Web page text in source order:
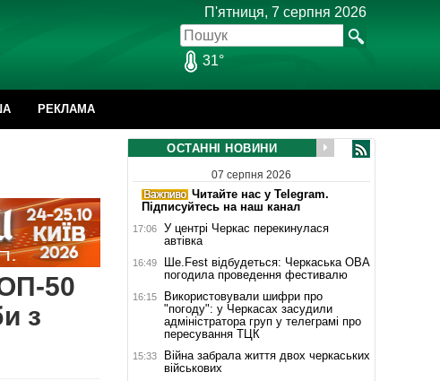
П'ятниця, 7 серпня 2026
31°
РЕКЛАМА
50
з
ОСТАННІ НОВИНИ
07 серпня 2026
Читайте нас у Telegram.
Підписуйтесь на наш канал
17:06
У центрі Черкас перекинулася
автівка
16:49
Ше.Fest відбудеться: Черкаська ОВА
погодила проведення фестивалю
16:15
Використовували шифри про
"погоду": у Черкасах засудили
адміністратора груп у телеграмі про
пересування ТЦК
15:33
Війна забрала життя двох черкаських
військових